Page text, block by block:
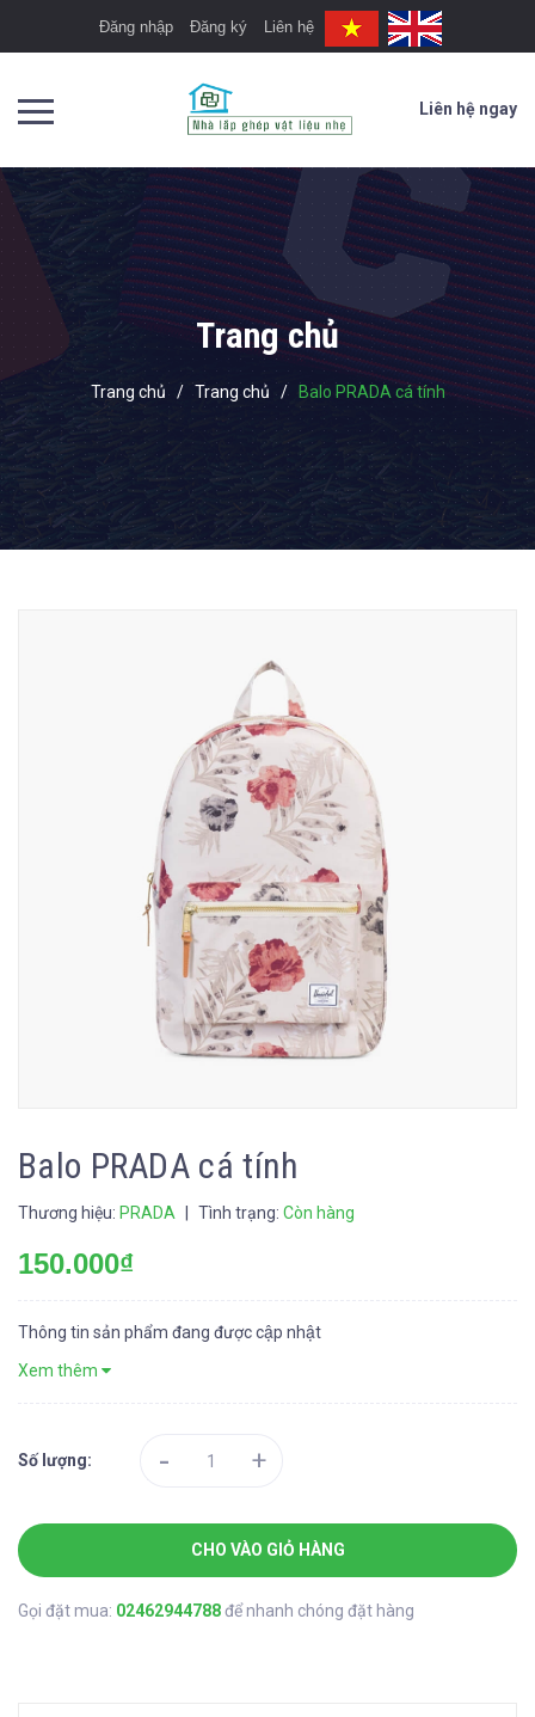
Đăng nhập Đăng ký Liên hệ
Liên hệ ngay
Trang chủ
Trang chủ / Trang chủ / Balo PRADA cá tính
Balo PRADA cá tính
Thương hiệu: PRADA Tình trạng: Còn hàng
150.000₫
Thông tin sản phẩm đang được cập nhật
Xem thêm
Số lượng: - +
CHO VÀO GIỎ HÀNG
Gọi đặt mua: 02462944788để nhanh chóng đặt hàng